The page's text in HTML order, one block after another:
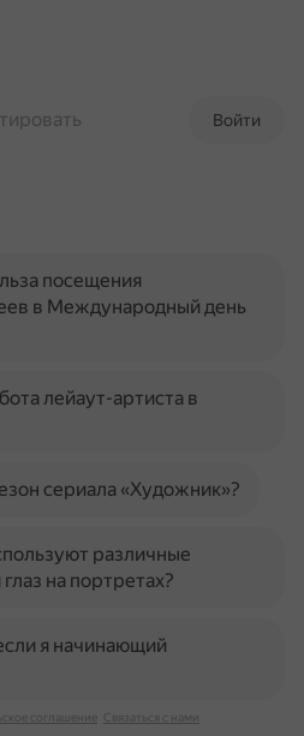
Войти
посещения
в Международный день
лейаут-артиста в
сериала «Художник»?
различные
на портретах?
я начинающий
соглашение Связаться с нами